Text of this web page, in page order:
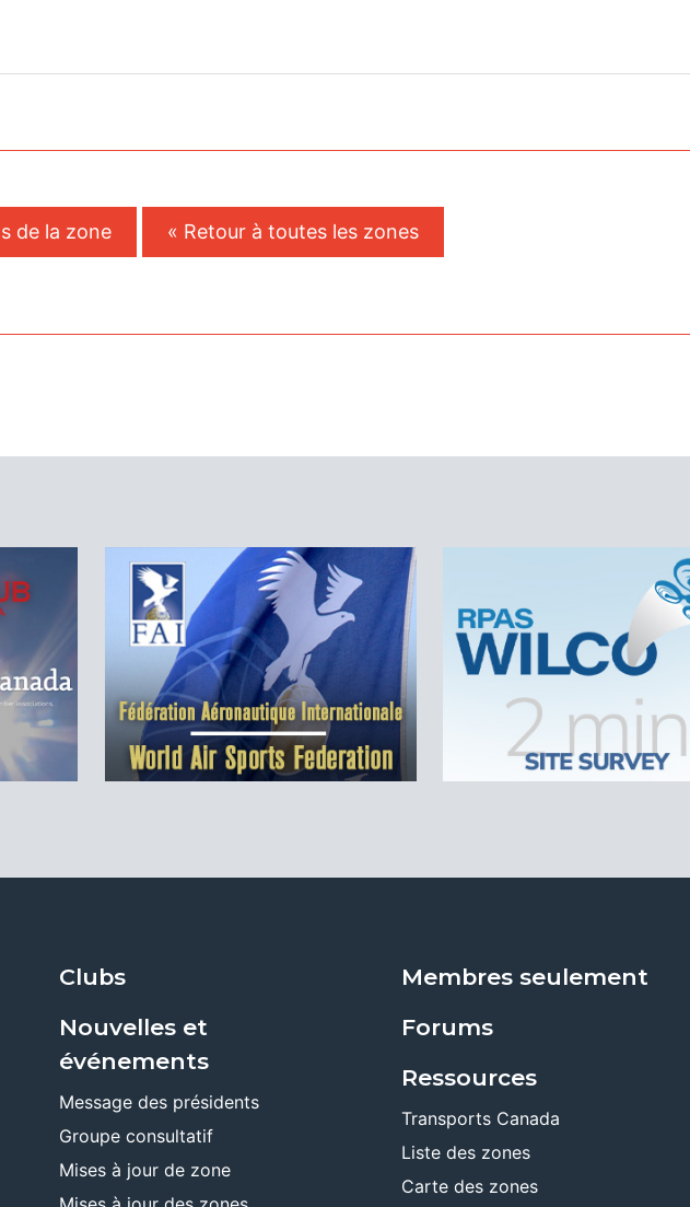
de la zone « Retour à toutes les zones
Clubs
Nouvelles et
événements
Message des présidents
Groupe consultatif
Mises à jour de zone
Membres seulement
Forums
Ressources
Transports Canada
Liste des zones
Carte des zones